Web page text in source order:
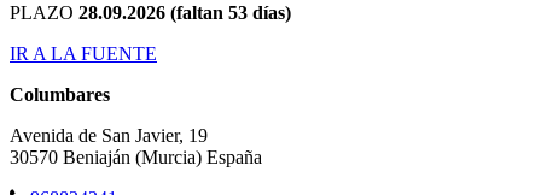
PLAZO 28.09.2026 (faltan 53 días)
IR A LA FUENTE
Columbares
Avenida de San Javier, 19
30570 Beniaján (Murcia) España